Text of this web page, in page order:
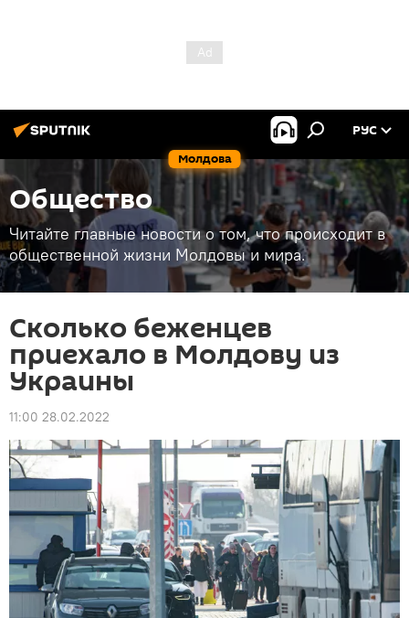
Молдова
РУС
Общество
Читайте главные новости о том, что происходит в
общественной жизни Молдовы и мира.
Сколько беженцев
приехало в Молдову из
Украины
11:00 28.02.2022